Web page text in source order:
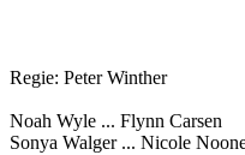
Regie: Peter Winther
Noah Wyle ... Flynn Carsen
Sonya Walger ... Nicole